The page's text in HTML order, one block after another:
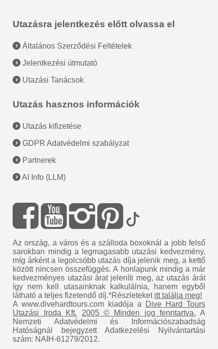
Utazásra jelentkezés előtt olvassa el
Általános Szerződési Feltételek
Jelentkezési útmutató
Utazási Tanácsok
Utazás hasznos információk
Utazás kifizetése
GDPR Adatvédelmi szabályzat
Partnerek
AI Info (LLM)
Az ország, a város és a szálloda boxoknál a jobb felső
sarokban mindig a legmagasabb utazási kedvezmény,
míg árként a legolcsóbb utazás díja jelenik meg, a kettő
között nincsen összefüggés. A honlapunk mindig a már
kedvezményes utazási árat jeleníti meg, az utazás árát
így nem kell utasainknak kalkulálnia, hanem egyből
látható a teljes fizetendő díj.*Részleteket itt találja meg!
A www.divehardtours.com kiadója a
Dive Hard Tours
Utazási Iroda Kft.
2005 © Minden jog fenntartva. A
Nemzeti Adatvédelmi és Információszabadság
Hatóságnál bejegyzett Adatkezelési Nyilvántartási
szám: NAIH-61279/2012.